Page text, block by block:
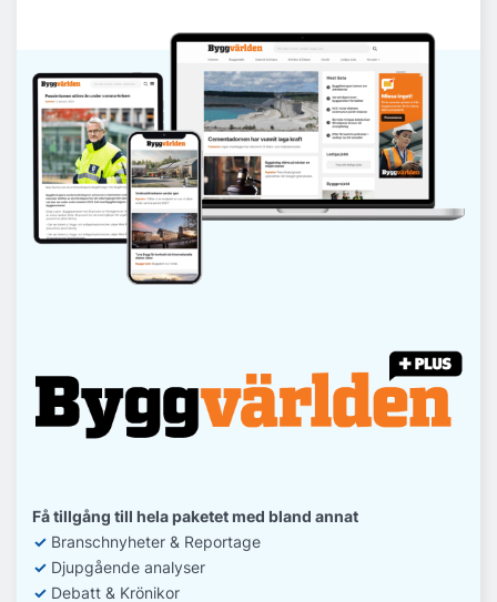
Få tillgång till hela paketet med bland annat
✓ Branschnyheter & Reportage
✓ Djupgående analyser
✓ Debatt & Krönikor